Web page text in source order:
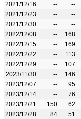
2021/12/16
-- --
2021/12/23
-- --
2021/12/30
-- --
2022/12/08
-- 168
2022/12/15
-- 169
2022/12/22
-- 113
2022/12/29
-- 107
2023/11/30
-- 146
2023/12/07
-- 95
2023/12/14
-- 76
2023/12/21
150 62
2023/12/28
84 51